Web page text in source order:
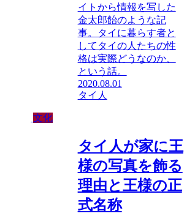
イトから情報を写した
金太郎飴のような記
事。タイに暮らす者と
してタイの人たちの性
格は実際どうなのか、
という話。
2020.08.01
タイ人
文化
タイ人が家に王
様の写真を飾る
理由と王様の正
式名称